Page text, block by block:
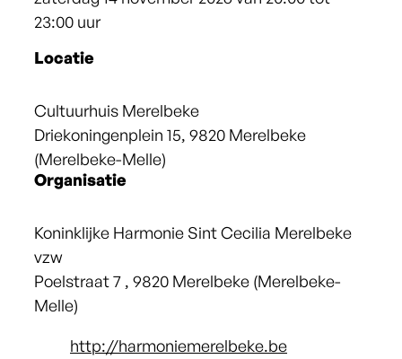
23:00 uur
Locatie
Cultuurhuis Merelbeke
Driekoningenplein 15, 9820 Merelbeke
(Merelbeke-Melle)
Organisatie
Koninklijke Harmonie Sint Cecilia Merelbeke
vzw
Poelstraat 7 , 9820 Merelbeke (Merelbeke-
Melle)
Websitehttp://harmoniemerelbeke.be